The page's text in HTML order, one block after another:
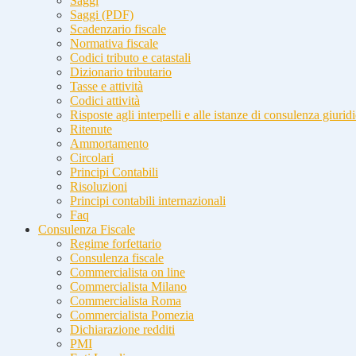
Saggi (PDF)
Scadenzario fiscale
Normativa fiscale
Codici tributo e catastali
Dizionario tributario
Tasse e attività
Codici attività
Risposte agli interpelli e alle istanze di consulenza
Ritenute
Ammortamento
Circolari
Principi Contabili
Risoluzioni
Principi contabili internazionali
Faq
Consulenza Fiscale
Regime forfettario
Consulenza fiscale
Commercialista on line
Commercialista Milano
Commercialista Roma
Commercialista Pomezia
Dichiarazione redditi
PMI